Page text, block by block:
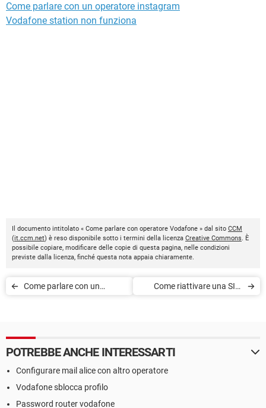
Come parlare con un operatore instagram
Vodafone station non funziona
Il documento intitolato « Come parlare con operatore Vodafone » dal sito CCM
(it.ccm.net) è reso disponibile sotto i termini della licenza Creative Commons. È
possibile copiare, modificare delle copie di questa pagina, nelle condizioni
previste dalla licenza, finché questa nota appaia chiaramente.
Come parlare con un
Come riattivare una SIM
POTREBBE ANCHE INTERESSARTI
Configurare mail alice con altro operatore
Vodafone sblocca profilo
Password router vodafone